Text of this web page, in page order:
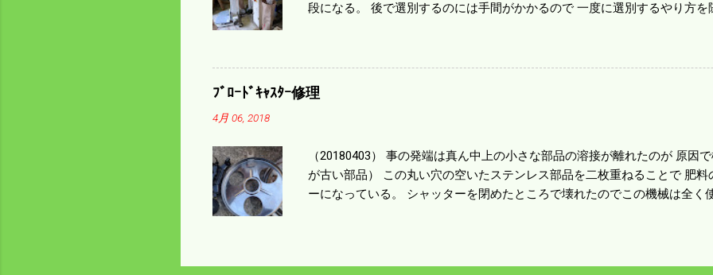
段になる。 後で選別するのには手間がかかるので 一度に選別するやり方
う。 実感としては90が正しいと思うが こんな年はくず米が多い。 食協と
っていた。 今年は7月の日照不足と8月の酷暑、あげくウンカの被害と ト
いるという。 僕はウンカの被害は免れたがイノシシの被害が目立つ。 僕
ﾌﾞﾛｰﾄﾞｷｬｽﾀｰ修理
4月 06, 2018
（20180403） 事の発端は真ん中上の小さな部品の溶接が離れたのが 原因
が古い部品） この丸い穴の空いたステンレス部品を二枚重ねることで 肥
ーになっている。 シャッターを閉めたところで壊れたのでこの機械は全く
い。 4か月遊んで暮らしたつけが来たようだ。 これからは農閑期でも体を